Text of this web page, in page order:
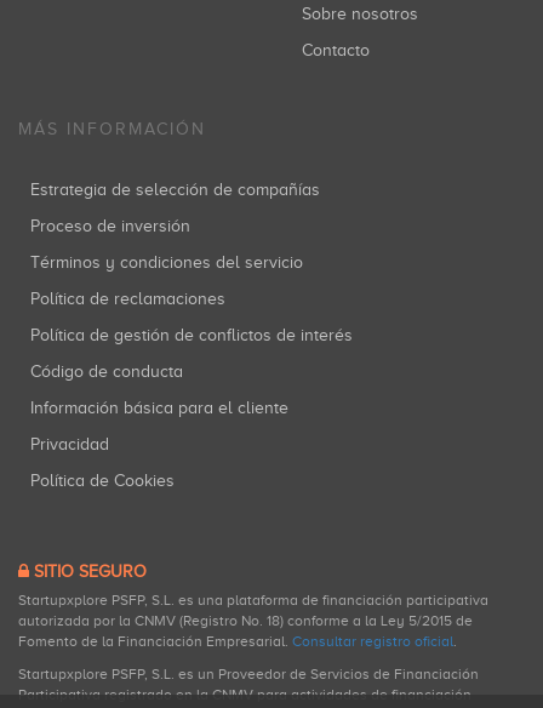
Sobre nosotros
Contacto
MÁS INFORMACIÓN
Estrategia de selección de compañías
Proceso de inversión
Términos y condiciones del servicio
Política de reclamaciones
Política de gestión de conflictos de interés
Código de conducta
Información básica para el cliente
Privacidad
Política de Cookies
SITIO SEGURO
Startupxplore PSFP, S.L. es una plataforma de financiación participativa
autorizada por la CNMV (Registro No. 18) conforme a la Ley 5/2015 de
Fomento de la Financiación Empresarial. Consultar registro oficial.
Startupxplore PSFP, S.L. es un Proveedor de Servicios de Financiación
Participativa registrado en la CNMV para actividades de financiación